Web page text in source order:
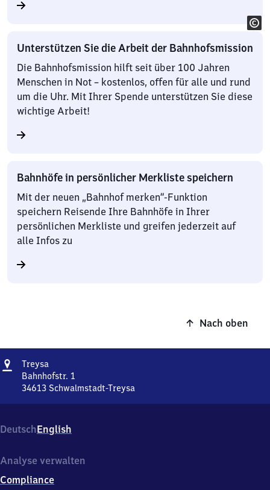
Unterstützen Sie die Arbeit der Bahnhofsmission
Die Bahnhofsmission hilft seit über 100 Jahren
Menschen in Not – kostenlos, offen für alle und rund
um die Uhr. Mit Ihrer Spende unterstützen Sie diese
wichtige Arbeit!
Bahnhöfe in persönlicher Merkliste speichern
Mit der neuen „Bahnhof merken“-Funktion
speichern Reisende Ihre Bahnhöfe in Ihrer
persönlichen Merkliste und greifen jederzeit auf
alle Infos zu
Nach oben
Adresse
Treysa
Bahnhofstr. 1
34613 Schwalmstadt-Treysa
1,
3
6
3
DeutschEnglish
Analyse verwalten
Compliance